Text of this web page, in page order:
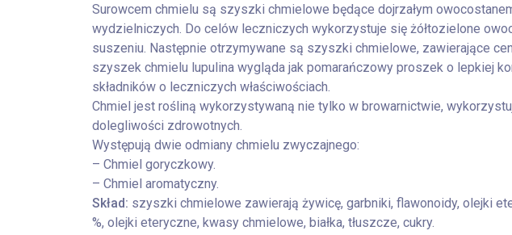
Surowcem chmielu są szyszki chmielowe będące dojrzałym
wydzielniczych. Do celów leczniczych wykorzystuje się żółtozielone
suszeniu. Następnie otrzymywane są szyszki chmielowe, zawierające
szyszek chmielu lupulina wygląda jak pomarańczowy proszek o lepkiej
składników o leczniczych właściwościach.
Chmiel jest rośliną wykorzystywaną nie tylko w browarnictwie,
dolegliwości zdrowotnych.
Występują dwie odmiany chmielu zwyczajnego:
– Chmiel goryczkowy.
– Chmiel aromatyczny.
Skład: szyszki chmielowe zawierają żywicę, garbniki, flawonoidy, olejki
%, olejki eteryczne, kwasy chmielowe, białka, tłuszcze, cukry.